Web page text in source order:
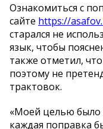
Ознакомиться с
сайте https://
старался не
язык, чтобы
также отметил,
поэтому не
трактовок.
«Моей целью было
каждая поправка